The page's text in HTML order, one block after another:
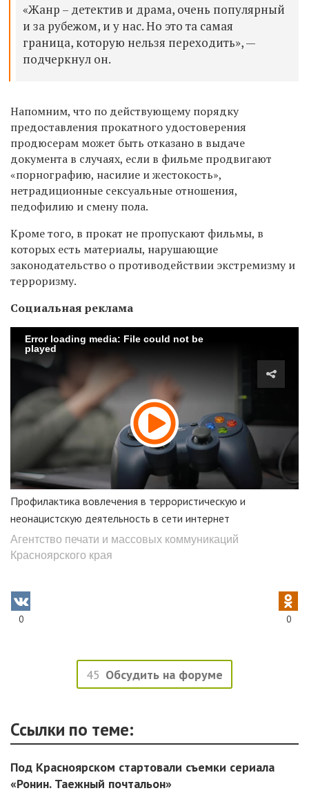
«Жанр – детектив и драма, очень популярный
и за рубежом, и у нас. Но это та самая
граница, которую нельзя переходить», —
подчеркнул он.
Напомним, что по действующему порядку
предоставления прокатного удостоверения
продюсерам может быть отказано в выдаче
документа в случаях, если в фильме продвигают
«порнографию, насилие и жестокость»,
нетрадиционные сексуальные отношения,
педофилию и смену пола.
Кроме того, в прокат не пропускают фильмы, в
которых есть материалы, нарушающие
законодательство о противодействии экстремизму и
терроризму.
Социальная реклама
Error loading media: File could not be
played
Профилактика вовлечения в террористическую и
неонацистскую деятельность в сети интернет
Агентство печати и массовых коммуникаций
Красноярского края
0 0
45 Обсудить на форуме
Ссылки по теме:
Под Красноярском стартовали съемки сериала
«Ронин. Таежный почтальон»